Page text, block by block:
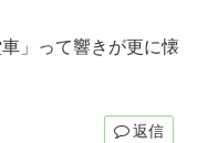
」って響きが更に懐
返信